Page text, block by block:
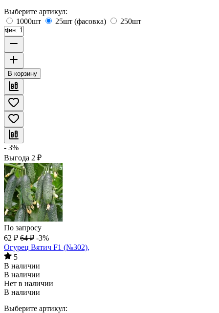
Выберите артикул:
1000шт
25шт (фасовка) 250шт
мин. 1
В корзину
- 3%
Выгода 2 ₽
По запросу
62 ₽ 64 ₽ -3%
Огурец Вятич F1 (№302),
5
В наличии
В наличии
Нет в наличии
В наличии
Выберите артикул: